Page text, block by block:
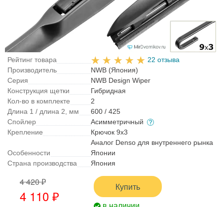
Рейтинг товара
22 отзыва
Производитель
NWB (Япония)
Серия
NWB Design Wiper
Конструкция щетки
Гибридная
Кол-во в комплекте
2
Длина 1 / длина 2, мм
600 / 425
Спойлер
Асимметричный
Крепление
Крючок 9x3
Особенности
Аналог Denso для внутреннего рынка
Японии
Страна производства
Япония
4 420 ₽
4 110 ₽
Купить